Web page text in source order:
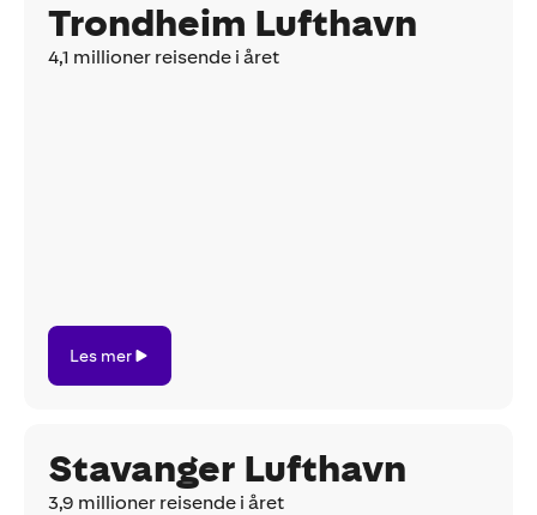
Trondheim Lufthavn
4,1 millioner reisende i året
mer
Les mer
Stavanger Lufthavn
3,9 millioner reisende i året